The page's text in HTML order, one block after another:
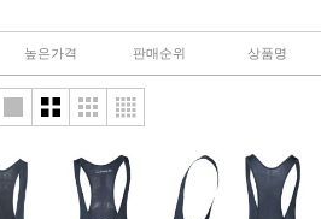
높은가격 판매순위 상품명